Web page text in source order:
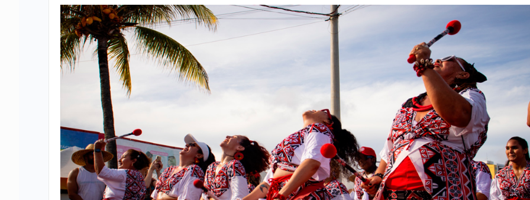
A Fabulosa
Tempo
Homem Aranha:
Dia
Mulher é
companheiro é
violência